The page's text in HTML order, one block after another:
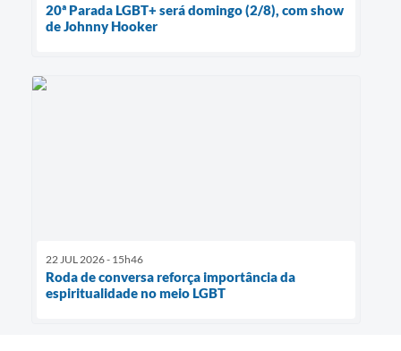
20ª Parada LGBT+ será domingo (2/8), com show
de Johnny Hooker
22 JUL 2026 - 15h46
Roda de conversa reforça importância da
espiritualidade no meio LGBT